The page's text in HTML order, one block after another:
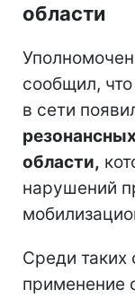
области
сообщил,
в сети
области,
нарушений
Среди таких
применение